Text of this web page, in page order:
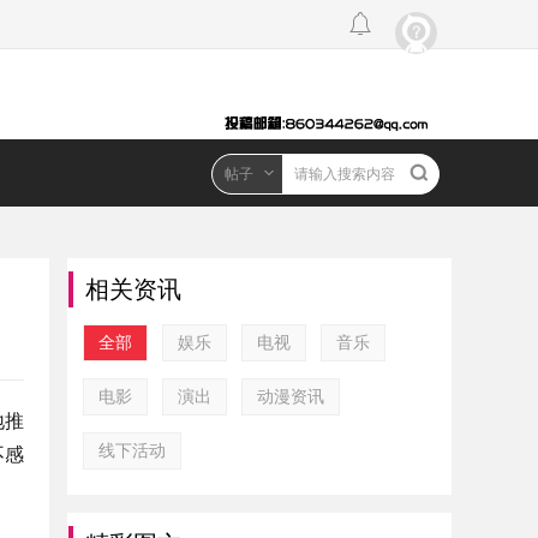
帖子
推
感
相关资讯
全部 娱乐 电视 音乐
电影 演出 动漫资讯
线下活动